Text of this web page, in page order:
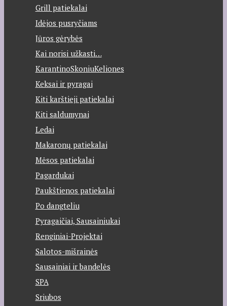
Grill patiekalai
Idėjos pusryčiams
Jūros gėrybės
Kai norisi užkasti…
KarantinoSkoniuKeliones
Keksai ir pyragai
Kiti karštieji patiekalai
Kiti saldumynai
Ledai
Makaronų patiekalai
Mėsos patiekalai
Pagardukai
Paukštienos patiekalai
Po dangteliu
Pyragaičiai, Sausainiukai
Renginiai-Projektai
Salotos-mišrainės
Sausainiai ir bandelės
SPA
Sriubos